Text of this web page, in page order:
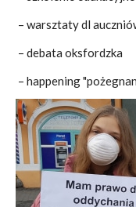
– warsztaty dl
– debata oksfordzka
– happening